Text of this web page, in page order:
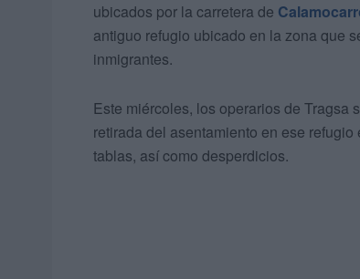
ubicados por la carretera de
antiguo refugio ubicado en la zona que
inmigrantes.
Este miércoles, los operarios de Tragsa
retirada del asentamiento en ese
tablas, así como desperdicios.